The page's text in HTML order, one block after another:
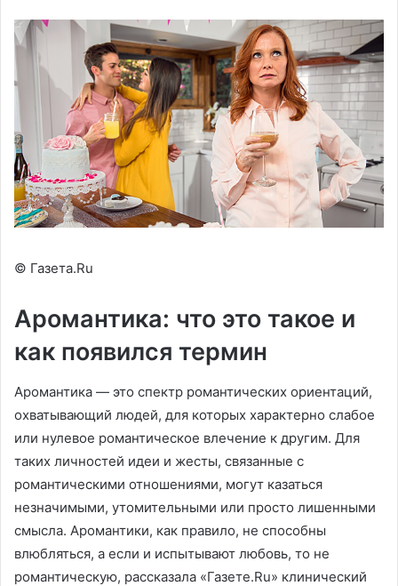
© Газета.Ru
Аромантика: что это такое и
как появился термин
Аромантика — это спектр романтических ориентаций,
охватывающий людей, для которых характерно слабое
или нулевое романтическое влечение к другим. Для
таких личностей идеи и жесты, связанные с
романтическими отношениями, могут казаться
незначимыми, утомительными или просто лишенными
смысла. Аромантики, как правило, не способны
влюбляться, а если и испытывают любовь, то не
романтическую, рассказала «Газете.Ru» клинический